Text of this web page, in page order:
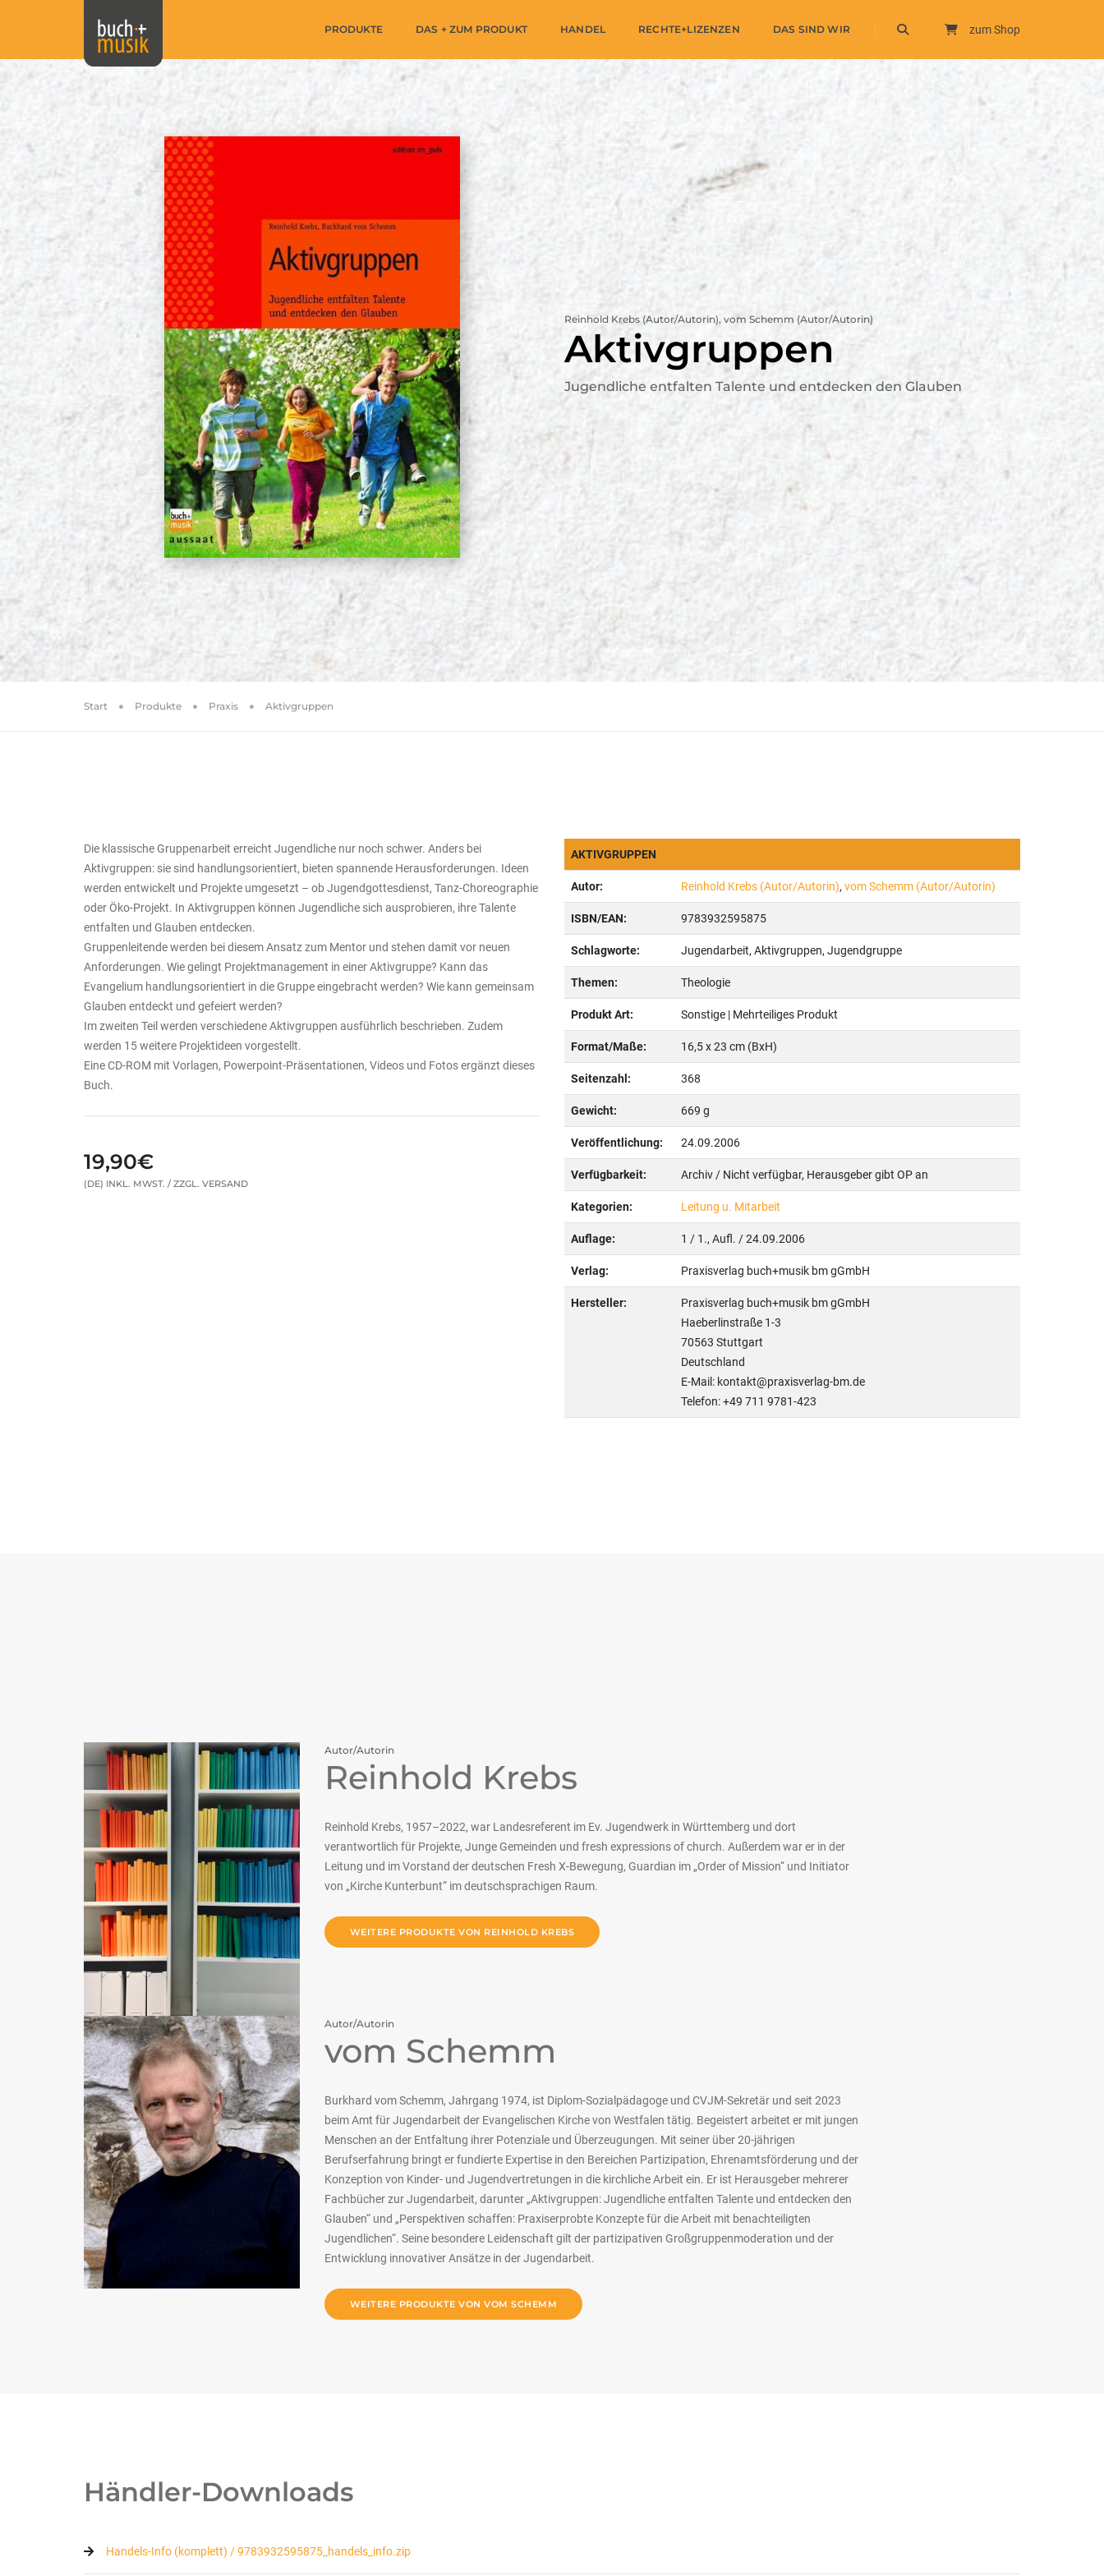
PRODUKTE DAS + ZUM PRODUKT HANDEL RECHTE+LIZENZEN DAS SIND WIR zum Shop
Reinhold Krebs (Autor/Autorin), vom Schemm (Autor/Autorin)
Aktivgruppen
Jugendliche entfalten Talente und entdecken den Glauben
Start Produkte Praxis Aktivgruppen
Die klassische Gruppenarbeit erreicht Jugendliche nur noch schwer. Anders bei
Aktivgruppen: sie sind handlungsorientiert, bieten spannende Herausforderungen. Ideen
werden entwickelt und Projekte umgesetzt – ob Jugendgottesdienst, Tanz-Choreographie
oder Öko-Projekt. In Aktivgruppen können Jugendliche sich ausprobieren, ihre Talente
entfalten und Glauben entdecken.
Gruppenleitende werden bei diesem Ansatz zum Mentor und stehen damit vor neuen
Anforderungen. Wie gelingt Projektmanagement in einer Aktivgruppe? Kann das
Evangelium handlungsorientiert in die Gruppe eingebracht werden? Wie kann gemeinsam
Glauben entdeckt und gefeiert werden?
Im zweiten Teil werden verschiedene Aktivgruppen ausführlich beschrieben. Zudem
werden 15 weitere Projektideen vorgestellt.
Eine CD-ROM mit Vorlagen, Powerpoint-Präsentationen, Videos und Fotos ergänzt dieses
Buch.
19,90€
(DE) INKL. MWST. / ZZGL. VERSAND
AKTIVGRUPPEN
Autor: Reinhold Krebs (Autor/Autorin), vom Schemm (Autor/Autorin)
ISBN/EAN: 9783932595875
Schlagworte: Jugendarbeit, Aktivgruppen, Jugendgruppe
Themen: Theologie
Produkt Art: Sonstige | Mehrteiliges Produkt
Format/Maße: 16,5 x 23 cm (BxH)
Seitenzahl: 368
Gewicht: 669 g
Veröffentlichung: 24.09.2006
Verfügbarkeit: Archiv / Nicht verfügbar, Herausgeber gibt OP an
Kategorien: Leitung u. Mitarbeit
Auflage: 1 / 1., Aufl. / 24.09.2006
Verlag: Praxisverlag buch+musik bm gGmbH
Hersteller:
Praxisverlag buch+musik bm gGmbH
Haeberlinstraße 1-3
70563 Stuttgart
Deutschland
E-Mail: kontakt@praxisverlag-bm.de
Telefon: +49 711 9781-423
Autor/Autorin
Reinhold Krebs
Reinhold Krebs, 1957–2022, war Landesreferent im Ev. Jugendwerk in Württemberg und dort
verantwortlich für Projekte, Junge Gemeinden und fresh expressions of church. Außerdem war er in der
Leitung und im Vorstand der deutschen Fresh X-Bewegung, Guardian im „Order of Mission“ und Initiator
von „Kirche Kunterbunt“ im deutschsprachigen Raum.
WEITERE PRODUKTE VON REINHOLD KREBS
Autor/Autorin
vom Schemm
Burkhard vom Schemm, Jahrgang 1974, ist Diplom-Sozialpädagoge und CVJM-Sekretär und seit 2023
beim Amt für Jugendarbeit der Evangelischen Kirche von Westfalen tätig. Begeistert arbeitet er mit jungen
Menschen an der Entfaltung ihrer Potenziale und Überzeugungen. Mit seiner über 20-jährigen
Berufserfahrung bringt er fundierte Expertise in den Bereichen Partizipation, Ehrenamtsförderung und der
Konzeption von Kinder- und Jugendvertretungen in die kirchliche Arbeit ein. Er ist Herausgeber mehrerer
Fachbücher zur Jugendarbeit, darunter „Aktivgruppen: Jugendliche entfalten Talente und entdecken den
Glauben“ und „Perspektiven schaffen: Praxiserprobte Konzepte für die Arbeit mit benachteiligten
Jugendlichen“. Seine besondere Leidenschaft gilt der partizipativen Großgruppenmoderation und der
Entwicklung innovativer Ansätze in der Jugendarbeit.
WEITERE PRODUKTE VON VOM SCHEMM
Händler-Downloads
Handels-Info (komplett) / 9783932595875_handels_info.zip